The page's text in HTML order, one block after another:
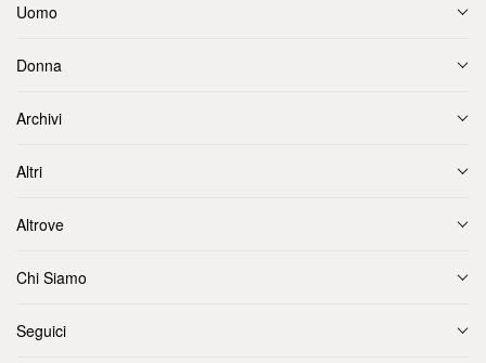
Uomo
Donna
Archivi
Altri
Altrove
Chi Siamo
Seguici